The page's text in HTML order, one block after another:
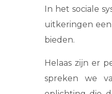
In het sociale
uitkeringen
bieden.
Helaas zijn er
spreken we